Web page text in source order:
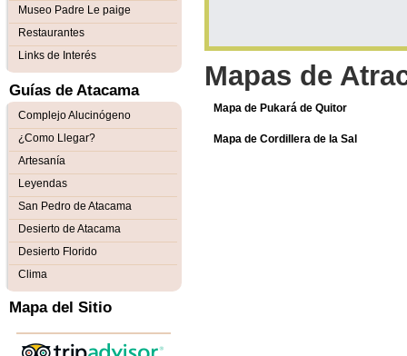
Mapas de
Mapa de Pukará de Quitor
Mapa de Cordillera de la Sal
Museo Padre Le paige
Restaurantes
Links de Interés
Guías de Atacama
Complejo Alucinógeno
¿Como Llegar?
Artesanía
Leyendas
San Pedro de Atacama
Desierto de Atacama
Desierto Florido
Clima
Mapa del Sitio